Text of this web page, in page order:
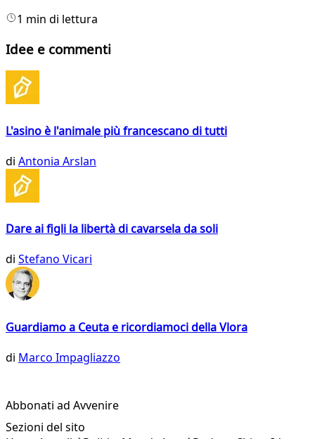
1 min di lettura
Idee e commenti
L'asino è l'animale più francescano di tutti
di Antonia Arslan
Dare ai figli la libertà di cavarsela da soli
di Stefano Vicari
Guardiamo a Ceuta e ricordiamoci della Vlora
di Marco Impagliazzo
Abbonati ad Avvenire
Sezioni del sito